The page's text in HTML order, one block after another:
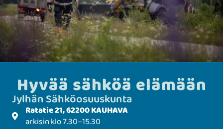
Hyvää sähköä elämään
Jylhän Sähkö­­osuuskunta
Ratatie 21, 62200 KAUHAVA
arkisin klo 7.30–15.30